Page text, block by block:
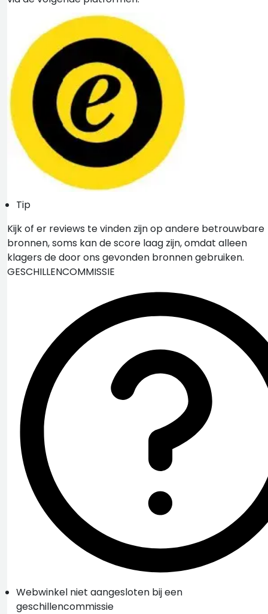
Tip
Kijk of er reviews te vinden zijn op andere betrouwbare
bronnen, soms kan de score laag zijn, omdat alleen
klagers de door ons gevonden bronnen gebruiken.
GESCHILLENCOMMISSIE
Webwinkel niet aangesloten bij een
geschillencommissie